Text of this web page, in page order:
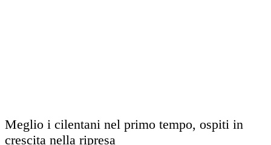
Meglio i cilentani nel primo tempo, ospiti in
crescita nella ripresa